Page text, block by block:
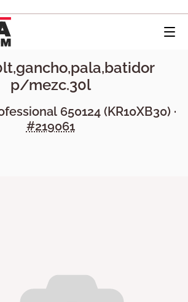
p/mezc.30l
650124 (KR10XB30) ·
#219061